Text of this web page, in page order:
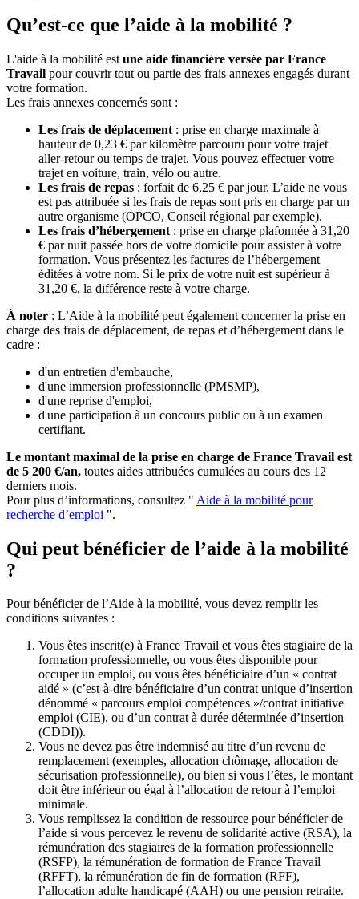
Qu’est-ce que l’aide à la mobilité ?
L'aide à la mobilité est une aide financière versée par France
Travail pour couvrir tout ou partie des frais annexes engagés durant
votre formation.
Les frais annexes concernés sont :
Les frais de déplacement : prise en charge maximale à
hauteur de 0,23 € par kilomètre parcouru pour votre trajet
aller-retour ou temps de trajet. Vous pouvez effectuer votre
trajet en voiture, train, vélo ou autre.
Les frais de repas : forfait de 6,25 € par jour. L’aide ne vous
est pas attribuée si les frais de repas sont pris en charge par un
autre organisme (OPCO, Conseil régional par exemple).
Les frais d’hébergement : prise en charge plafonnée à 31,20
€ par nuit passée hors de votre domicile pour assister à votre
formation. Vous présentez les factures de l’hébergement
éditées à votre nom. Si le prix de votre nuit est supérieur à
31,20 €, la différence reste à votre charge.
À noter : L’Aide à la mobilité peut également concerner la prise en
charge des frais de déplacement, de repas et d’hébergement dans le
cadre :
d'un entretien d'embauche,
d'une immersion professionnelle (PMSMP),
d'une reprise d'emploi,
d'une participation à un concours public ou à un examen
certifiant.
Le montant maximal de la prise en charge de France Travail est
de 5 200 €/an, toutes aides attribuées cumulées au cours des 12
derniers mois.
Pour plus d’informations, consultez " Aide à la mobilité pour
recherche d’emploi ".
Qui peut bénéficier de l’aide à la mobilité
?
Pour bénéficier de l’Aide à la mobilité, vous devez remplir les
conditions suivantes :
Vous êtes inscrit(e) à France Travail et vous êtes stagiaire de la
formation professionnelle, ou vous êtes disponible pour
occuper un emploi, ou vous êtes bénéficiaire d’un « contrat
aidé » (c’est-à-dire bénéficiaire d’un contrat unique d’insertion
dénommé « parcours emploi compétences »/contrat initiative
emploi (CIE), ou d’un contrat à durée déterminée d’insertion
(CDDI)).
Vous ne devez pas être indemnisé au titre d’un revenu de
remplacement (exemples, allocation chômage, allocation de
sécurisation professionnelle), ou bien si vous l’êtes, le montant
doit être inférieur ou égal à l’allocation de retour à l’emploi
minimale.
Vous remplissez la condition de ressource pour bénéficier de
l’aide si vous percevez le revenu de solidarité active (RSA), la
rémunération des stagiaires de la formation professionnelle
(RSFP), la rémunération de formation de France Travail
(RFFT), la rémunération de fin de formation (RFF),
l’allocation adulte handicapé (AAH) ou une pension retraite.